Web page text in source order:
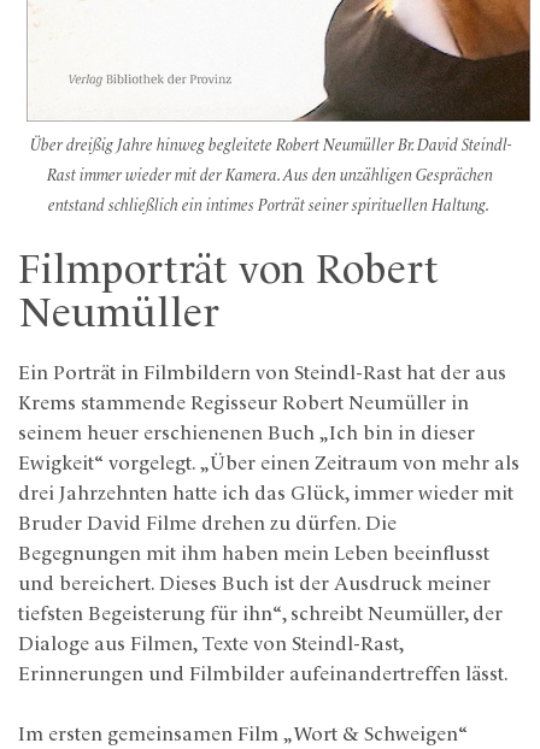
Über dreißig Jahre hinweg begleitete Robert Neumüller Br. David Steindl-
Rast immer wieder mit der Kamera. Aus den unzähligen Gesprächen
entstand schließlich ein intimes Porträt seiner spirituellen Haltung.
Filmporträt von Robert
Neumüller
Ein Porträt in Filmbildern von Steindl-Rast hat der aus
Krems stammende Regisseur Robert Neumüller in
seinem heuer erschienenen Buch „Ich bin in dieser
Ewigkeit“ vorgelegt. „Über einen Zeitraum von mehr als
drei Jahrzehnten hatte ich das Glück, immer wieder mit
Bruder David Filme drehen zu dürfen. Die
Begegnungen mit ihm haben mein Leben beeinflusst
und bereichert. Dieses Buch ist der Ausdruck meiner
tiefsten Begeisterung für ihn“, schreibt Neumüller, der
Dialoge aus Filmen, Texte von Steindl-Rast,
Erinnerungen und Filmbilder aufeinandertreffen lässt.
Im ersten gemeinsamen Film „Wort & Schweigen“